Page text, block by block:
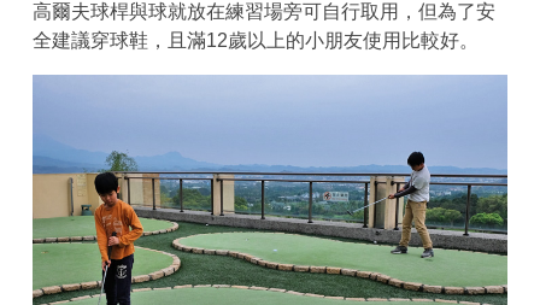
高爾夫球桿與球就放在練習場旁可自行取用，但為了安
全建議穿球鞋，且滿12歲以上的小朋友使用比較好。